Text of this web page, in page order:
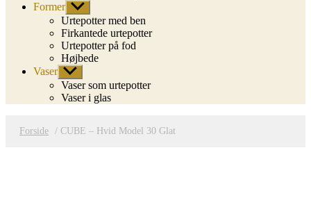
Former Vis
undermenu
Urtepotter med ben
Firkantede urtepotter
Urtepotter på fod
Højbede
Vaser Vis
undermenu
Vaser som urtepotter
Vaser i glas
Forside / CUBE – Hvid Model 30 Glat